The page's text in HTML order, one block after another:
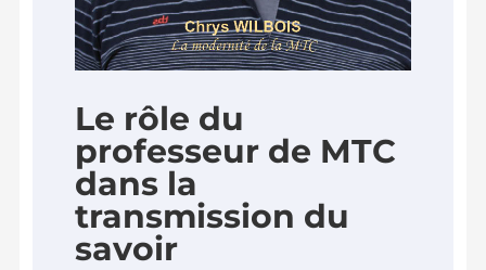
Le rôle du
professeur de MTC
dans la
transmission du
savoir